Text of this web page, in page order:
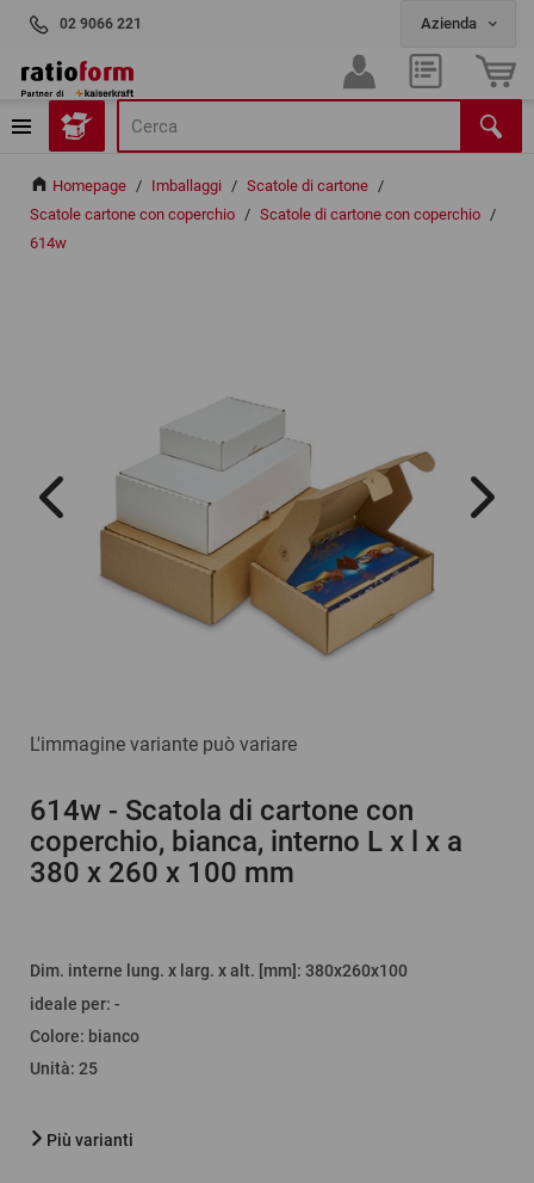
02 9066 221
Homepage / Imballaggi / Scatole di cartone /
Scatole cartone con coperchio / Scatole di cartone con coperchio /
614w
L'immagine variante può variare
614w - Scatola di cartone con
coperchio, bianca, interno L x l x a
380 x 260 x 100 mm
Dim. interne lung. x larg. x alt. [mm] : 380x260x100
ideale per: -
Colore: bianco
Unità: 25
Più varianti